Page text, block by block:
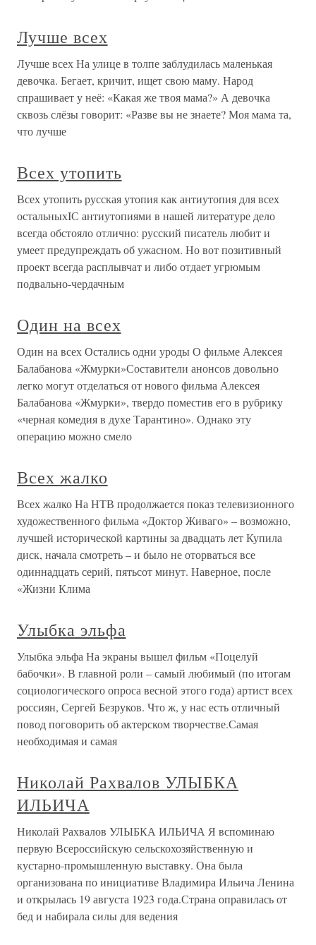
Лучше всех
Лучше всех На улице в толпе заблудилась маленькая
девочка. Бегает, кричит, ищет свою маму. Народ
спрашивает у неё: «Какая же твоя мама?» А девочка
сквозь слёзы говорит: «Разве вы не знаете? Моя мама та,
что лучше
Всех утопить
Всех утопить русская утопия как антиутопия для всех
остальныхIС антиутопиями в нашей литературе дело
всегда обстояло отлично: русский писатель любит и
умеет предупреждать об ужасном. Но вот позитивный
проект всегда расплывчат и либо отдает угрюмым
подвально-чердачным
Один на всех
Один на всех Остались одни уроды О фильме Алексея
Балабанова «Жмурки»Составители анонсов довольно
легко могут отделаться от нового фильма Алексея
Балабанова «Жмурки», твердо поместив его в рубрику
«черная комедия в духе Тарантино». Однако эту
операцию можно смело
Всех жалко
Всех жалко На НТВ продолжается показ телевизионного
художественного фильма «Доктор Живаго» – возможно,
лучшей исторической картины за двадцать лет Купила
диск, начала смотреть – и было не оторваться все
одиннадцать серий, пятьсот минут. Наверное, после
«Жизни Клима
Улыбка эльфа
Улыбка эльфа На экраны вышел фильм «Поцелуй
бабочки». В главной роли – самый любимый (по итогам
социологического опроса весной этого года) артист всех
россиян, Сергей Безруков. Что ж, у нас есть отличный
повод поговорить об актерском творчестве.Самая
необходимая и самая
Николай Рахвалов УЛЫБКА
ИЛЬИЧА
Николай Рахвалов УЛЫБКА ИЛЬИЧА Я вспоминаю
первую Всероссийскую сельскохозяйственную и
кустарно-промышленную выставку. Она была
организована по инициативе Владимира Ильича Ленина
и открылась 19 августа 1923 года.Страна оправилась от
бед и набирала силы для ведения